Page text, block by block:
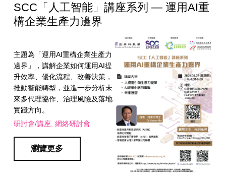
SCC「人工智能」講座系列 — 運用AI重
構企業生產力邊界
主題為「運用AI重構企業生產力
邊界」，講解企業如何運用AI提
升效率、優化流程、改善決策，
推動智能轉型，並進一步分析未
來多代理協作、治理風險及落地
實踐方向。
研討會/講座 網絡研討會
瀏覽更多